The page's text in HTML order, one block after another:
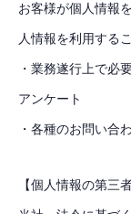
TOP
お客様が個人情報
人情報を利用する
・業務遂行上で必
アンケート
・各種のお問い合
【個人情報の第三